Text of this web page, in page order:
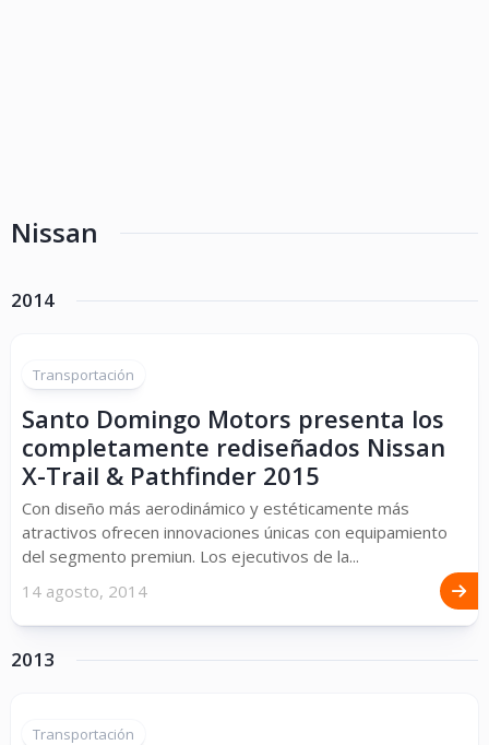
Nissan
2014
Transportación
Santo Domingo Motors presenta los
completamente rediseñados Nissan
X-Trail & Pathfinder 2015
Con diseño más aerodinámico y estéticamente más
atractivos ofrecen innovaciones únicas con equipamiento
del segmento premiun. Los ejecutivos de la...
14 agosto, 2014
2013
Transportación